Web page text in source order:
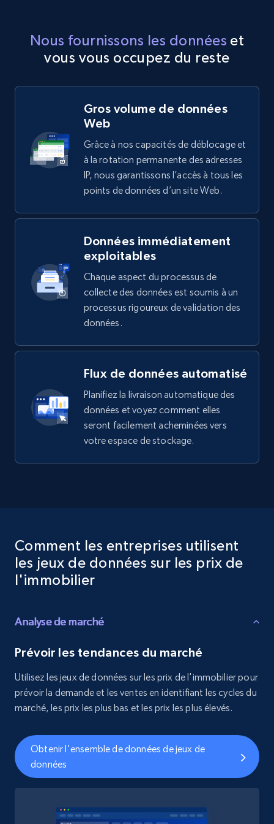
Nous fournissons les données et
vous vous occupez du reste
Gros volume de données
Web
Grâce à nos capacités de déblocage et
à la rotation permanente des adresses
IP, nous garantissons l’accès à tous les
points de données d’un site Web.
Données immédiatement
exploitables
Chaque aspect du processus de
collecte des données est soumis à un
processus rigoureux de validation des
données.
Flux de données automatisé
Planifiez la livraison automatique des
données et voyez comment elles
seront facilement acheminées vers
votre espace de stockage.
Comment les entreprises utilisent
les jeux de données sur les prix de
l'immobilier
Analyse de marché
Prévoir les tendances du marché
Utilisez les jeux de données sur les prix de l'immobilier pour
prévoir la demande et les ventes en identifiant les cycles du
marché, les prix les plus bas et les prix les plus élevés.
Obtenir l'ensemble de données de jeux de
données